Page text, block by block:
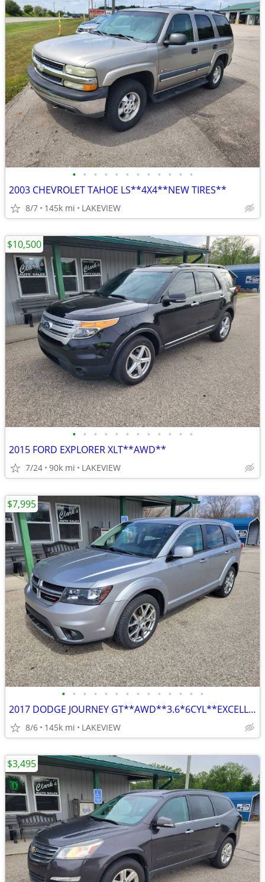
• • • • • • • • • • • •
2003 CHEVROLET TAHOE LS**4X4**NEW TIRES**
8/7 145k mi LAKEVIEW
• • • • • • • • • • • •
2015 FORD EXPLORER XLT**AWD**
7/24 90k mi LAKEVIEW
$10,500
• • • • • • • • • • • • • •
2017 DODGE JOURNEY GT**AWD**3.6*6CYL**EXCELLENT CONDITION
8/6 145k mi LAKEVIEW
$7,995
$3,495